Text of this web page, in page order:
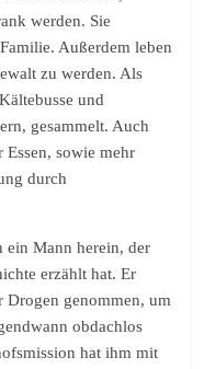
werden. Sie
Außerdem leben
zu werden. Als
und
gesammelt. Auch
sowie mehr
durch
ein Mann herein, der
erzählt hat. Er
Drogen genommen, um
obdachlos
hat ihm mit